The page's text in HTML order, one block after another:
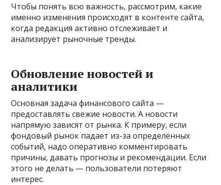
Чтобы понять всю важность, рассмотрим, какие
именно изменения происходят в контенте сайта,
когда редакция активно отслеживает и
анализирует рыночные тренды.
Обновление новостей и
аналитики
Основная задача финансового сайта —
предоставлять свежие новости. А новости
напрямую зависят от рынка. К примеру, если
фондовый рынок падает из-за определённых
событий, надо оперативно комментировать
причины, давать прогнозы и рекомендации. Если
этого не делать — пользователи потеряют
интерес.